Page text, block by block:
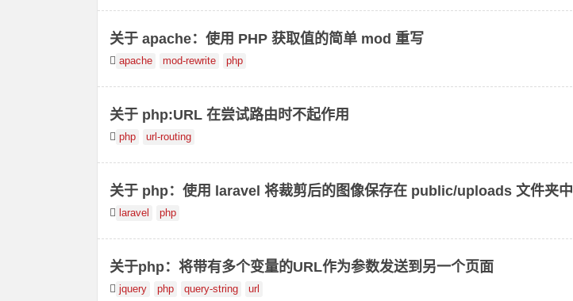
关于 apache：使用 PHP 获取值的简单 mod 重写
apache mod-rewrite php
关于 php:URL 在尝试路由时不起作用
php url-routing
关于 php：使用 laravel 将裁剪后的图像保存在 public/uploads 文件夹中
laravel php
关于php：将带有多个变量的URL作为参数发送到另一个页面
jquery php query-string url